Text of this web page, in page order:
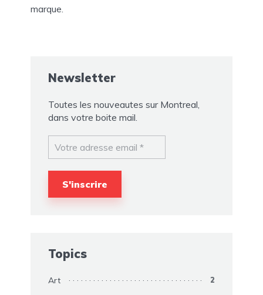
marque.
Newsletter
Toutes les nouveautes sur Montreal,
dans votre boite mail.
Topics
Art 2